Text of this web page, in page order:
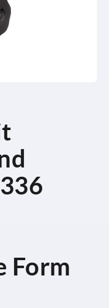
Form